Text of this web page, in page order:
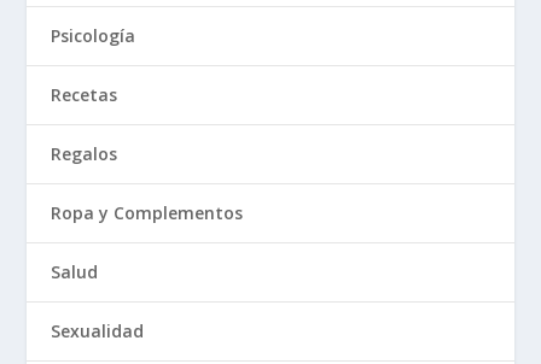
Psicología
Recetas
Regalos
Ropa y Complementos
Salud
Sexualidad